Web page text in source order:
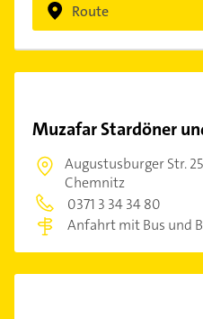
Route
Muzafar Stardöner
Augustusburger Str.
Chemnitz
0371 3 34 34 80
Anfahrt mit Bus und